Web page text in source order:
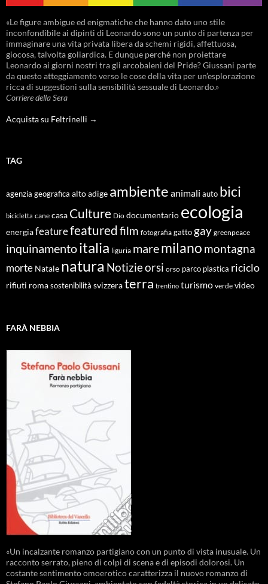
«Le figure ambigue ed enigmatiche che hanno dato uno stile
inconfondibile ai dipinti di Leonardo sono un punto di partenza per
immaginare una vita privata libera da schemi rigidi, affettuosa,
giocosa, talvolta goliardica. E dunque perché non proiettare
Leonardo ai giorni nostri tra gli arcobaleni del Pride? Giussani parte
da questo atteggiamento verso le cose della vita per un’esplorazione
ricca di suggestioni sulla sensibilità sessuale di Leonardo.»
Corriere della Sera
Acquista su Feltrinelli →
TAG
agenzia geografica alto adige ambiente animali auto bici
bicicletta cane casa Culture Dio documentario ecologia
energiafeaturefeaturedfilm fotografia gatto gay greenpeace
inquinamentoitalia liguria maremilano montagna
morte Natale natura Notizieorsi orso parco plastica riciclo
rifiuti roma sostenibilità svizzeraterra trentino turismo verde video
FARÀ NEBBIA
«Un incalzante romanzo partigiano con un punto di vista inusuale. Un
racconto serrato, pieno di colpi di scena e di episodi dolorosi. Un
costante sentimento omoerotico caratterizza il nuovo romanzo di